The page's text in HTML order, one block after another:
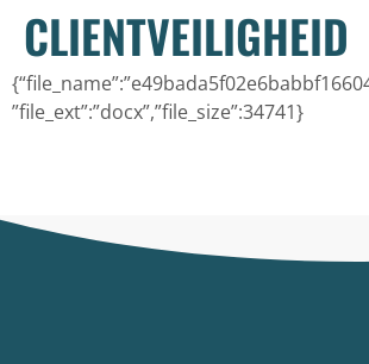
CLIENTVEILIGHEID
”file_ext”:”docx”,”file_size”:34741}